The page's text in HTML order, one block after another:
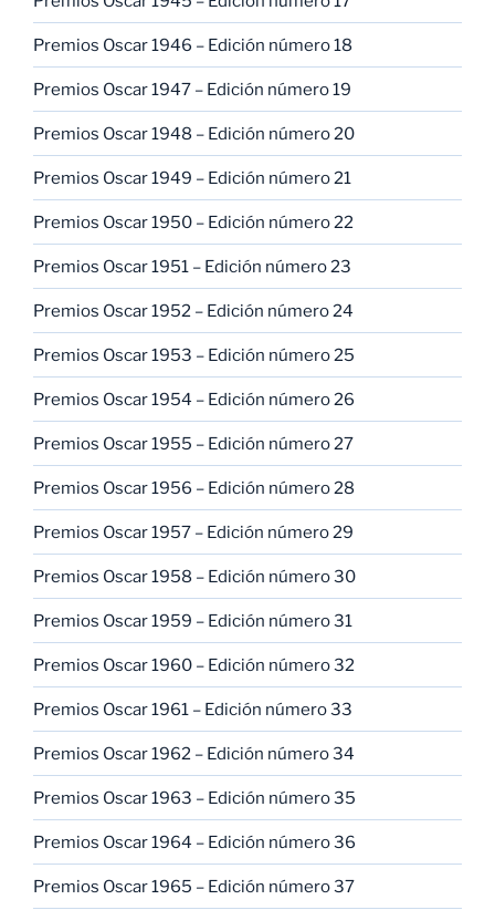
Premios Oscar 1946 – Edición número 18
Premios Oscar 1947 – Edición número 19
Premios Oscar 1948 – Edición número 20
Premios Oscar 1949 – Edición número 21
Premios Oscar 1950 – Edición número 22
Premios Oscar 1951 – Edición número 23
Premios Oscar 1952 – Edición número 24
Premios Oscar 1953 – Edición número 25
Premios Oscar 1954 – Edición número 26
Premios Oscar 1955 – Edición número 27
Premios Oscar 1956 – Edición número 28
Premios Oscar 1957 – Edición número 29
Premios Oscar 1958 – Edición número 30
Premios Oscar 1959 – Edición número 31
Premios Oscar 1960 – Edición número 32
Premios Oscar 1961 – Edición número 33
Premios Oscar 1962 – Edición número 34
Premios Oscar 1963 – Edición número 35
Premios Oscar 1964 – Edición número 36
Premios Oscar 1965 – Edición número 37